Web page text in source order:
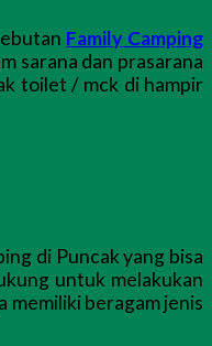
Family Camping
sarana dan prasarana
toilet / mck di hampir
di Puncak yang bisa
untuk melakukan
memiliki beragam jenis